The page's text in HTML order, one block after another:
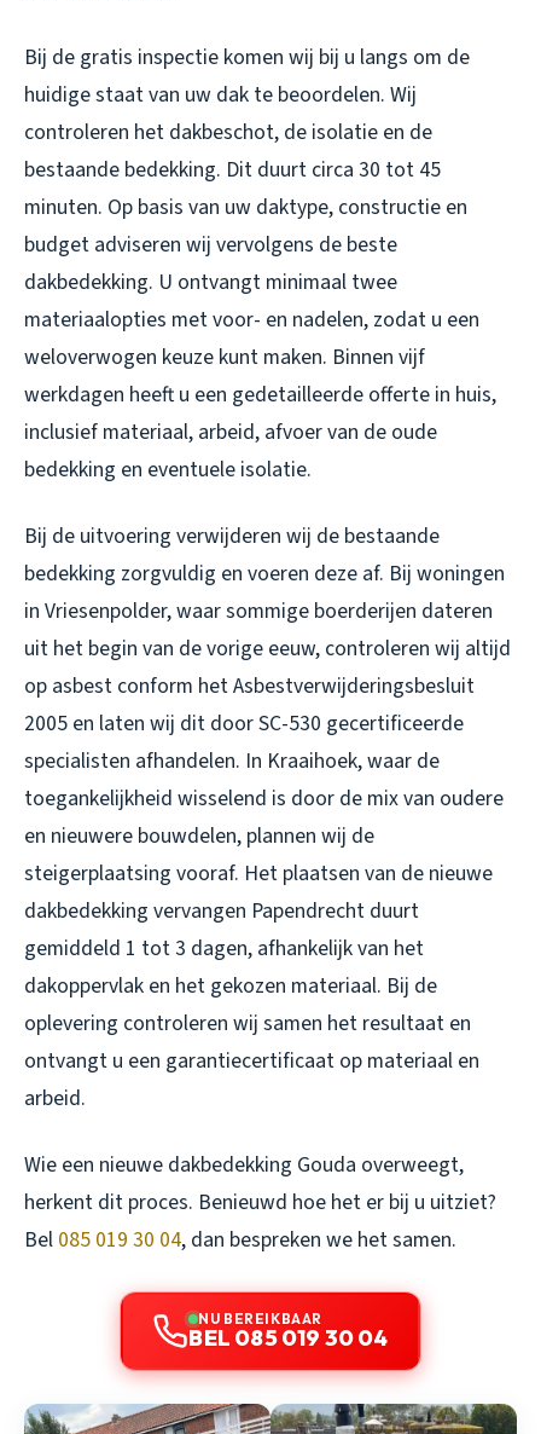
Bij de gratis inspectie komen wij bij u langs om de
huidige staat van uw dak te beoordelen. Wij
controleren het dakbeschot, de isolatie en de
bestaande bedekking. Dit duurt circa 30 tot 45
minuten. Op basis van uw daktype, constructie en
budget adviseren wij vervolgens de beste
dakbedekking. U ontvangt minimaal twee
materiaalopties met voor- en nadelen, zodat u een
weloverwogen keuze kunt maken. Binnen vijf
werkdagen heeft u een gedetailleerde offerte in huis,
inclusief materiaal, arbeid, afvoer van de oude
bedekking en eventuele isolatie.
Bij de uitvoering verwijderen wij de bestaande
bedekking zorgvuldig en voeren deze af. Bij woningen
in Vriesenpolder, waar sommige boerderijen dateren
uit het begin van de vorige eeuw, controleren wij altijd
op asbest conform het Asbestverwijderingsbesluit
2005 en laten wij dit door SC-530 gecertificeerde
specialisten afhandelen. In Kraaihoek, waar de
toegankelijkheid wisselend is door de mix van oudere
en nieuwere bouwdelen, plannen wij de
steigerplaatsing vooraf. Het plaatsen van de nieuwe
dakbedekking vervangen Papendrecht duurt
gemiddeld 1 tot 3 dagen, afhankelijk van het
dakoppervlak en het gekozen materiaal. Bij de
oplevering controleren wij samen het resultaat en
ontvangt u een garantiecertificaat op materiaal en
arbeid.
Wie een nieuwe dakbedekking Gouda overweegt,
herkent dit proces. Benieuwd hoe het er bij u uitziet?
Bel 085 019 30 04, dan bespreken we het samen.
NU BEREIKBAAR
BEL 085 019 30 04